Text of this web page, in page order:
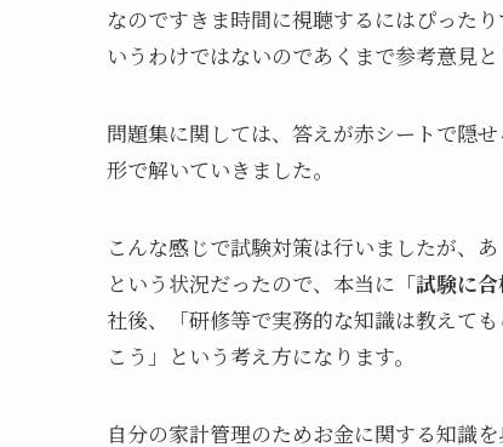
なのですきま時間に視聴するにはぴった
いうわけではないのであくまで参考意見と
問題集に関しては、答えが赤シートで隠
形で解いていきました。
こんな感じで試験対策は行いましたが、
という状況だったので、本当に 「試験に
社後、「研修等で実務的な知識は教えて
こう」という考え方になります。
自分の家計管理のためお金に関する知識